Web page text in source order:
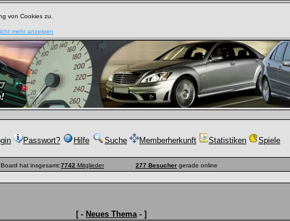
von Cookies zu.
mehr anzeigen
Passwort? Hilfe Suche Memberherkunft Statistiken Spiele
hat insgesamt:7742 Mitglieder 277 Besucher gerade online
[ - Neues Thema- ]